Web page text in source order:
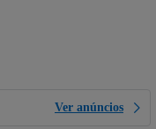
Ver anúncios